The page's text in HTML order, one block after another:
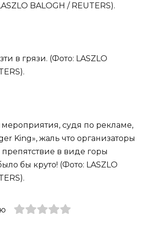
BALOGH / REUTERS).
в грязи. (Фото: LASZLO
судя по рекламе,
King», жаль что организаторы
в виде горы
бы круто! (Фото: LASZLO